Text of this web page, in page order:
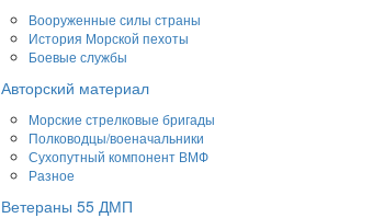
Вооруженные силы страны
История Морской пехоты
Боевые службы
Авторский материал
Морские стрелковые бригады
Полководцы/военачальники
Сухопутный компонент ВМФ
Разное
Ветераны 55 ДМП